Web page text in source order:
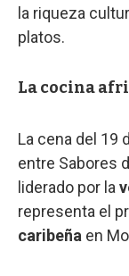
la riqueza
platos.
La cocina
La cena del 19
entre Sabores
liderado por la
representa el
caribeña en